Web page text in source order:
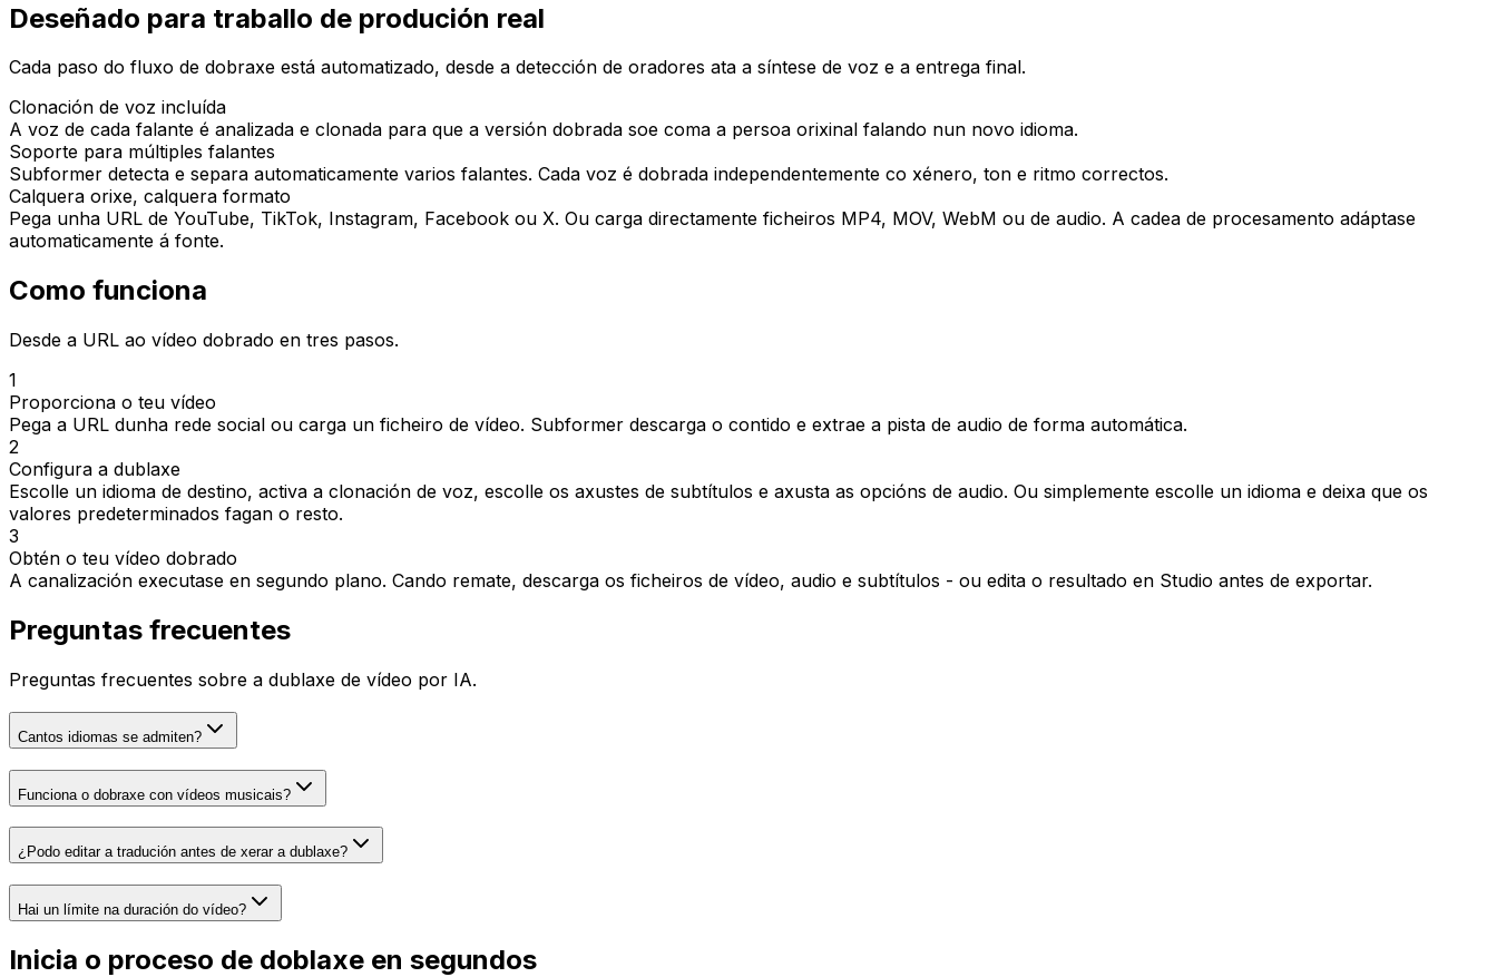
Deseñado para traballo de produción real
Cada paso do fluxo de dobraxe está automatizado, desde a detección de oradores ata a síntese de voz e a entrega final.
Clonación de voz incluída
A voz de cada falante é analizada e clonada para que a versión dobrada soe coma a persoa orixinal falando nun novo idioma.
Soporte para múltiples falantes
Subformer detecta e separa automaticamente varios falantes. Cada voz é dobrada independentemente co xénero, ton e ritmo correctos.
Calquera orixe, calquera formato
Pega unha URL de YouTube, TikTok, Instagram, Facebook ou X. Ou carga directamente ficheiros MP4, MOV, WebM ou de audio. A cadea de procesamento adáptase
automaticamente á fonte.
Como funciona
Desde a URL ao vídeo dobrado en tres pasos.
1
Proporciona o teu vídeo
Pega a URL dunha rede social ou carga un ficheiro de vídeo. Subformer descarga o contido e extrae a pista de audio de forma automática.
2
Configura a dublaxe
Escolle un idioma de destino, activa a clonación de voz, escolle os axustes de subtítulos e axusta as opcións de audio. Ou simplemente escolle un idioma e deixa que os
valores predeterminados fagan o resto.
3
Obtén o teu vídeo dobrado
A canalización executase en segundo plano. Cando remate, descarga os ficheiros de vídeo, audio e subtítulos - ou edita o resultado en Studio antes de exportar.
Preguntas frecuentes
Preguntas frecuentes sobre a dublaxe de vídeo por IA.
Cantos idiomas se admiten?
Funciona o dobraxe con vídeos musicais?
¿Podo editar a tradución antes de xerar a dublaxe?
Hai un límite na duración do vídeo?
Inicia o proceso de doblaxe en segundos